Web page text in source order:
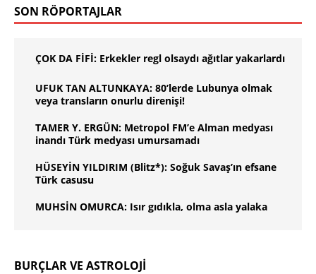
SON RÖPORTAJLAR
ÇOK DA FİFİ: Erkekler regl olsaydı ağıtlar yakarlardı
UFUK TAN ALTUNKAYA: 80’lerde Lubunya olmak
veya transların onurlu direnişi!
TAMER Y. ERGÜN: Metropol FM’e Alman medyası
inandı Türk medyası umursamadı
HÜSEYİN YILDIRIM (Blitz*): Soğuk Savaş’ın efsane
Türk casusu
MUHSİN OMURCA: Isır gıdıkla, olma asla yalaka
BURÇLAR VE ASTROLOJİ